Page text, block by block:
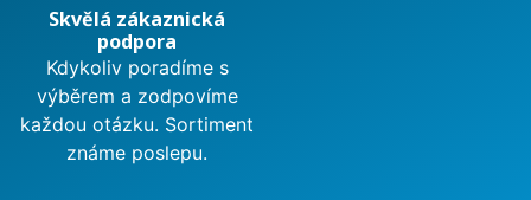
Skvělá zákaznická
podpora
Kdykoliv poradíme s
výběrem a zodpovíme
každou otázku. Sortiment
známe poslepu.